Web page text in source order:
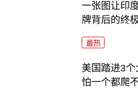
一张图让印
牌背后的终
最热
美国踏进3
怕一个都爬